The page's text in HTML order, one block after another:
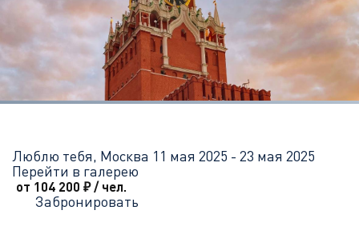
Люблю тебя, Москва 11 мая 2025 - 23 мая 2025
Перейти в галерею
от 104 200 ₽/ чел.
Забронировать